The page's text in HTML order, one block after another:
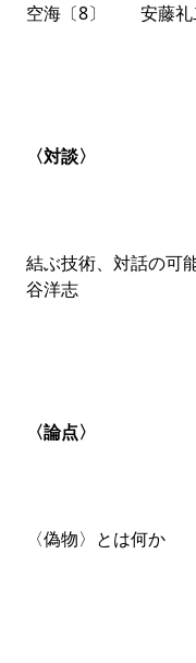
空海〔8〕 安藤礼
〈対談〉
結ぶ技術、対話の
谷洋志
〈論点〉
〈偽物〉とは何か